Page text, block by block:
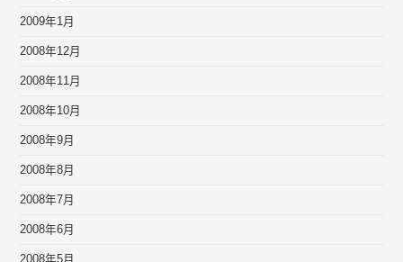
2009年1月
2008年12月
2008年11月
2008年10月
2008年9月
2008年8月
2008年7月
2008年6月
2008年5月